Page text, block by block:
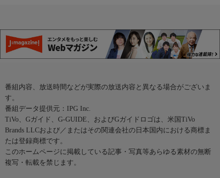
番組内容、放送時間などが実際の放送内容と異なる場合がございま
す。
番組データ提供元：IPG Inc.
TiVo、Gガイド、G-GUIDE、およびGガイドロゴは、米国TiVo
Brands LLCおよび／またはその関連会社の日本国内における商標ま
たは登録商標です。
このホームページに掲載している記事・写真等あらゆる素材の無断
複写・転載を禁じます。